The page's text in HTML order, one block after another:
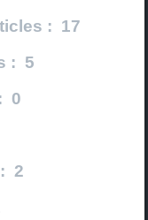
: 17
: 5
0
2